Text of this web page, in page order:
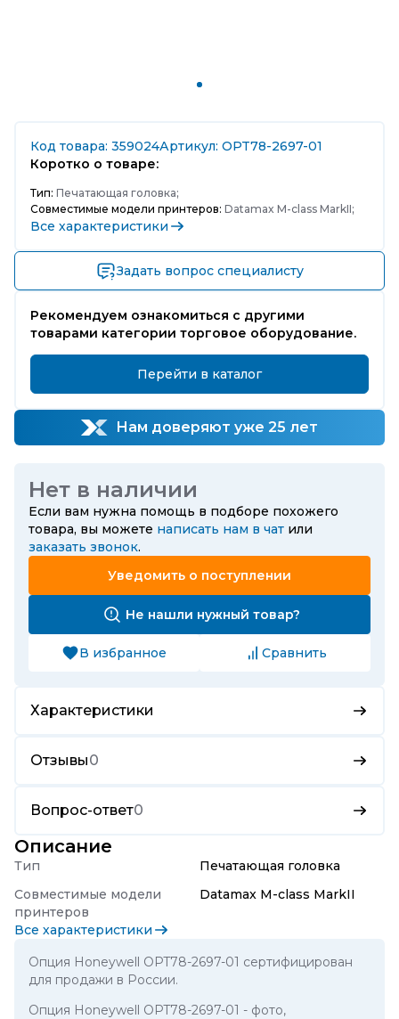
Код товара: 359024Артикул: OPT78-2697-01
Коротко о товаре:
Тип: Печатающая головка;
Совместимые модели принтеров: Datamax M-class MarkII;
Все характеристики
Задать вопрос специалисту
Рекомендуем ознакомиться с другими
товарами категории торговое оборудование.
Перейти в каталог
Нам доверяют уже 25 лет
Нет в наличии
Если вам нужна помощь в подборе похожего
товара, вы можете написать нам в чат или
заказать звонок.
Уведомить о поступлении
Не нашли нужный товар?
В избранное Сравнить
Характеристики
Отзывы0
Вопрос-ответ0
Описание
Тип
Печатающая головка
Совместимые модели
принтеров
Datamax M-class MarkII
Все характеристики
Опция Honeywell OPT78-2697-01 сертифицирован
для продажи в России.
Опция Honeywell OPT78-2697-01 - фото,